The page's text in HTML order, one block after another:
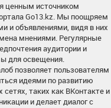
ценным источником
Go13.kz. Мы поощряем
и объявлениями, видя в них
мнениями. Регулярные
аудитории и
для освещения.
позволяет пользователям
идеями по развитию
таких как ВКонтакте и
и делает диалог с